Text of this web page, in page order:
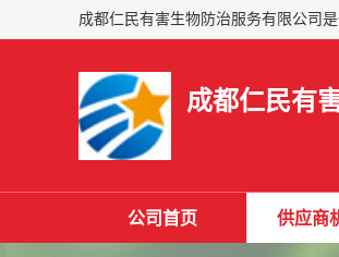
成都仁民有
公司首页 供应商